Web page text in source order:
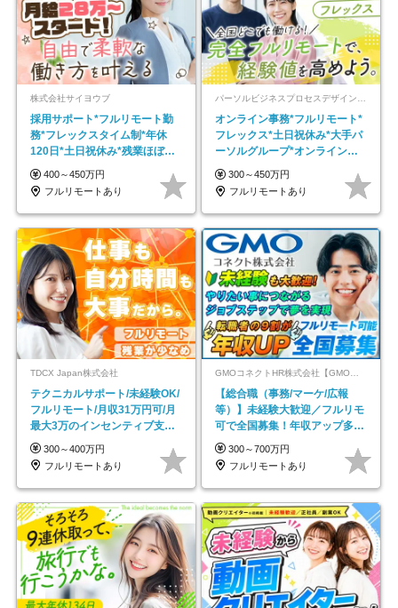
株式会社サイヨウブ
採用サポート*フルリモート勤
務*フレックスタイム制*年休
120日*土日祝休み*残業ほぼな
し*育児中社員8割以上
400～450万円
フルリモートあり
パーソルビジネスプロセスデザイン株式会社 事業開発本部
オンライン事務*フルリモート*
フレックス*土日祝休み*大手パ
ーソルグループ*オンライン面
接*30～40代活躍中
300～450万円
フルリモートあり
TDCX Japan株式会社
テクニカルサポート/未経験OK/
フルリモート/月収31万円可/月
最大3万のインセンティブ支給/
平均年齢33歳
300～400万円
フルリモートあり
GMOコネクトHR株式会社【GMOインターネットグループ】
【総合職（事務/マーケ/広報
等）】未経験大歓迎／フルリモ
可で全国募集！年収アップ多数
★年休最大130日★
300～700万円
フルリモートあり